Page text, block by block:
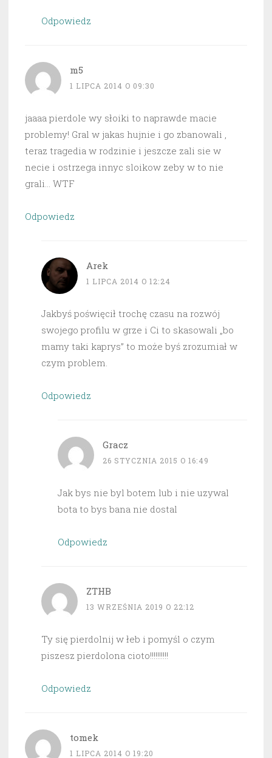
Odpowiedz
m5
1 LIPCA 2014 O 09:30
jaaaa pierdole wy słoiki to naprawde macie
problemy! Gral w jakas hujnie i go zbanowali ,
teraz tragedia w rodzinie i jeszcze zali sie w
necie i ostrzega innyc sloikow zeby w to nie
grali… WTF
Odpowiedz
Arek
1 LIPCA 2014 O 12:24
Jakbyś poświęcił trochę czasu na rozwój
swojego profilu w grze i Ci to skasowali „bo
mamy taki kaprys” to może byś zrozumiał w
czym problem.
Odpowiedz
Gracz
26 STYCZNIA 2015 O 16:49
Jak bys nie byl botem lub i nie uzywal
bota to bys bana nie dostal
Odpowiedz
ZTHB
13 WRZEŚNIA 2019 O 22:12
Ty się pierdolnij w łeb i pomyśl o czym
piszesz pierdolona cioto!!!!!!!!!!
Odpowiedz
tomek
1 LIPCA 2014 O 19:20